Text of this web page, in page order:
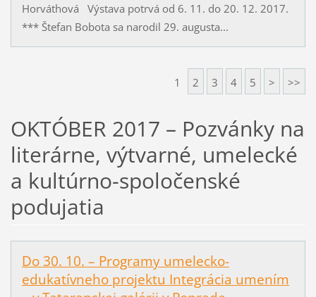
Horváthová Výstava potrvá od 6. 11. do 20. 12. 2017.
*** Štefan Bobota sa narodil 29. augusta...
1 2 3 4 5 > >>
OKTÓBER 2017 – Pozvánky na
literárne, výtvarné, umelecké
a kultúrno-spoločenské
podujatia
Do 30. 10. – Programy umelecko-
edukatívneho projektu Integrácia umením